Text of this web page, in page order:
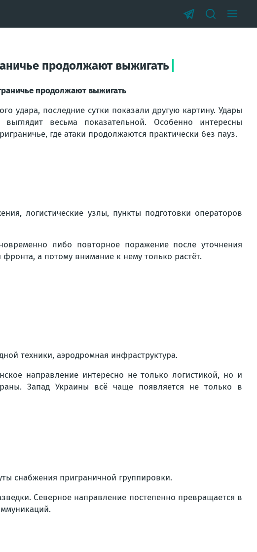
продолжают выжигать
продолжают выжигать
удара, последние сутки показали другую картину. Удары
весьма показательной. Особенно интересны
где атаки продолжаются практически без пауз.
логистические узлы, пункты подготовки операторов
либо повторное поражение после уточнения
а потому внимание к нему только растёт.
техники, аэродромная инфраструктура.
направление интересно не только логистикой, но и
Запад Украины всё чаще появляется не только в
снабжения приграничной группировки.
Северное направление постепенно превращается в